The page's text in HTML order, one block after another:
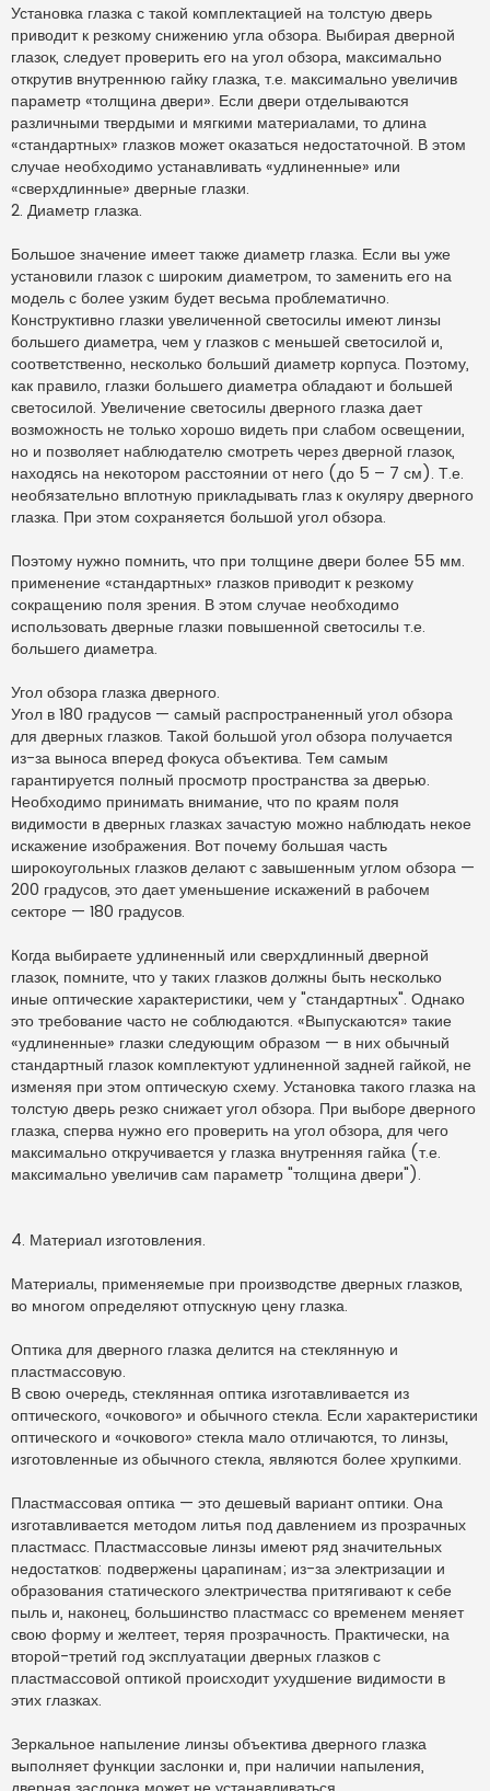
Установка глазка с такой комплектацией на толстую дверь
приводит к резкому снижению угла обзора. Выбирая дверной
глазок, следует проверить его на угол обзора, максимально
открутив внутреннюю гайку глазка, т.е. максимально увеличив
параметр «толщина двери». Если двери отделываются
различными твердыми и мягкими материалами, то длина
«стандартных» глазков может оказаться недостаточной. В этом
случае необходимо устанавливать «удлиненные» или
«сверхдлинные» дверные глазки.
2. Диаметр глазка.
Большое значение имеет также диаметр глазка. Если вы уже
установили глазок с широким диаметром, то заменить его на
модель с более узким будет весьма проблематично.
Конструктивно глазки увеличенной светосилы имеют линзы
большего диаметра, чем у глазков с меньшей светосилой и,
соответственно, несколько больший диаметр корпуса. Поэтому,
как правило, глазки большего диаметра обладают и большей
светосилой. Увеличение светосилы дверного глазка дает
возможность не только хорошо видеть при слабом освещении,
но и позволяет наблюдателю смотреть через дверной глазок,
находясь на некотором расстоянии от него (до 5 – 7 см). Т.е.
необязательно вплотную прикладывать глаз к окуляру дверного
глазка. При этом сохраняется большой угол обзора.
Поэтому нужно помнить, что при толщине двери более 55 мм.
применение «стандартных» глазков приводит к резкому
сокращению поля зрения. В этом случае необходимо
использовать дверные глазки повышенной светосилы т.е.
большего диаметра.
Угол обзора глазка дверного.
Угол в 180 градусов — самый распространенный угол обзора
для дверных глазков. Такой большой угол обзора получается
из-за выноса вперед фокуса объектива. Тем самым
гарантируется полный просмотр пространства за дверью.
Необходимо принимать внимание, что по краям поля
видимости в дверных глазках зачастую можно наблюдать некое
искажение изображения. Вот почему большая часть
широкоугольных глазков делают с завышенным углом обзора —
200 градусов, это дает уменьшение искажений в рабочем
секторе — 180 градусов.
Когда выбираете удлиненный или сверхдлинный дверной
глазок, помните, что у таких глазков должны быть несколько
иные оптические характеристики, чем у "стандартных". Однако
это требование часто не соблюдаются. «Выпускаются» такие
«удлиненные» глазки следующим образом — в них обычный
стандартный глазок комплектуют удлиненной задней гайкой, не
изменяя при этом оптическую схему. Установка такого глазка на
толстую дверь резко снижает угол обзора. При выборе дверного
глазка, сперва нужно его проверить на угол обзора, для чего
максимально откручивается у глазка внутренняя гайка (т.е.
максимально увеличив сам параметр "толщина двери").
4. Материал изготовления.
Материалы, применяемые при производстве дверных глазков,
во многом определяют отпускную цену глазка.
Оптика для дверного глазка делится на стеклянную и
пластмассовую.
В свою очередь, стеклянная оптика изготавливается из
оптического, «очкового» и обычного стекла. Если характеристики
оптического и «очкового» стекла мало отличаются, то линзы,
изготовленные из обычного стекла, являются более хрупкими.
Пластмассовая оптика — это дешевый вариант оптики. Она
изготавливается методом литья под давлением из прозрачных
пластмасс. Пластмассовые линзы имеют ряд значительных
недостатков: подвержены царапинам; из-за электризации и
образования статического электричества притягивают к себе
пыль и, наконец, большинство пластмасс со временем меняет
свою форму и желтеет, теряя прозрачность. Практически, на
второй-третий год эксплуатации дверных глазков с
пластмассовой оптикой происходит ухудшение видимости в
этих глазках.
Зеркальное напыление линзы объектива дверного глазка
выполняет функции заслонки и, при наличии напыления,